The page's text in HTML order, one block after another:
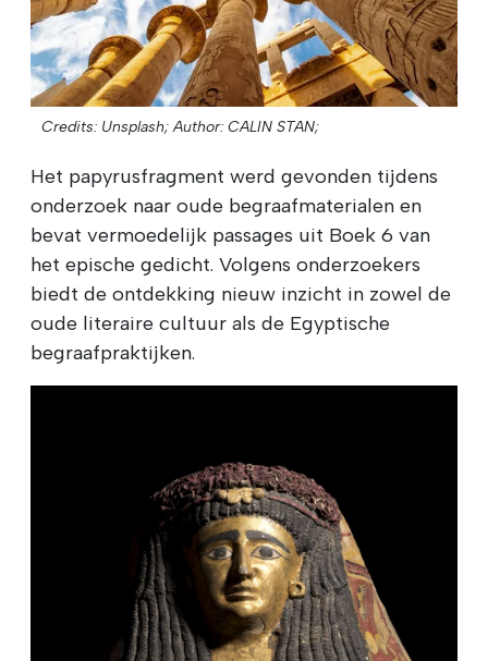
Credits: Unsplash; Author: CALIN STAN;
Het papyrusfragment werd gevonden tijdens
onderzoek naar oude begraafmaterialen en
bevat vermoedelijk passages uit Boek 6 van
het epische gedicht. Volgens onderzoekers
biedt de ontdekking nieuw inzicht in zowel de
oude literaire cultuur als de Egyptische
begraafpraktijken.